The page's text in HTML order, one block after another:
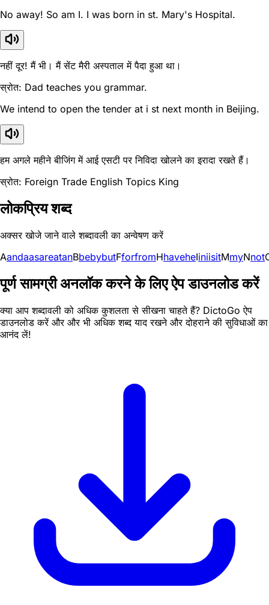
No away! So am I. I was born in st. Mary's Hospital.
नहीं दूर! मैं भी। मैं सेंट मैरी अस्पताल में पैदा हुआ था।
स्रोत: Dad teaches you grammar.
We intend to open the tender at i st next month in Beijing.
हम अगले महीने बीजिंग में आई एसटी पर निविदा खोलने का इरादा रखते हैं।
स्रोत: Foreign Trade English Topics King
लोकप्रिय शब्द
अक्सर खोजे जाने वाले शब्दावली का अन्वेषण करें
AandaasareatanBbebybutFforfromHhaveheIiniisitMmyNnot
पूर्ण सामग्री अनलॉक करने के लिए ऐप डाउनलोड करें
क्या आप शब्दावली को अधिक कुशलता से सीखना चाहते हैं? DictoGo ऐप
डाउनलोड करें और और भी अधिक शब्द याद रखने और दोहराने की सुविधाओं का
आनंद लें!